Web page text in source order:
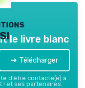
le livre blanc
➔ Télécharger
d’être contacté(e) à
! et ses partenaires.